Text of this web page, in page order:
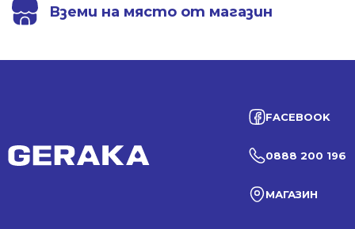
Вземи на място от магазин
FACEBOOK
0888 200 196
МАГАЗИН